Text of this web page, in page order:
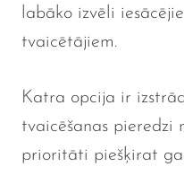
labāko izvēli
tvaicētājiem.
Katra opcija ir
tvaicēšanas
prioritāti piešķirat